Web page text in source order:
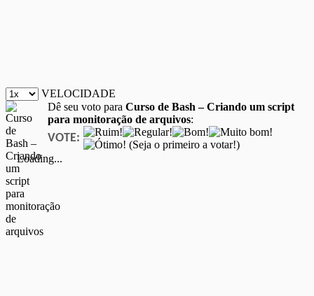
VELOCIDADE
Dê seu voto para Curso de Bash – Criando um script
para monitoração de arquivos:
VOTE:
(Seja o primeiro a votar!)
Loading...